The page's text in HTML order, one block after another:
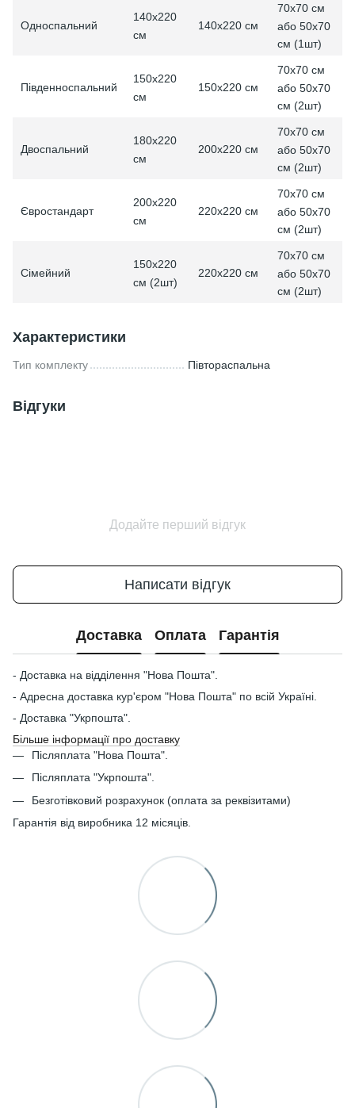
Односпальний
140х220
см
140х220 см
70x70 см
або 50x70
см (1шт)
Південноспальний
150х220
см
150х220 см
70x70 см
або 50x70
см (2шт)
Двоспальний
180х220
см
200х220 см
70x70 см
або 50x70
см (2шт)
Євростандарт
200х220
см
220х220 см
70x70 см
або 50x70
см (2шт)
Сімейний
150х220
см (2шт)
220х220 см
70x70 см
або 50x70
см (2шт)
Характеристики
Тип комплекту Півтораспальна
Відгуки
Додайте перший відгук
Написати відгук
Доставка Оплата Гарантія
- Доставка на відділення "Нова Пошта".
- Адресна доставка кур'єром "Нова Пошта" по всій Україні.
- Доставка "Укрпошта".
Більше інформації про доставку
Післяплата "Нова Пошта".
Післяплата "Укрпошта".
Безготівковий розрахунок (оплата за реквізитами)
Гарантія від виробника 12 місяців.